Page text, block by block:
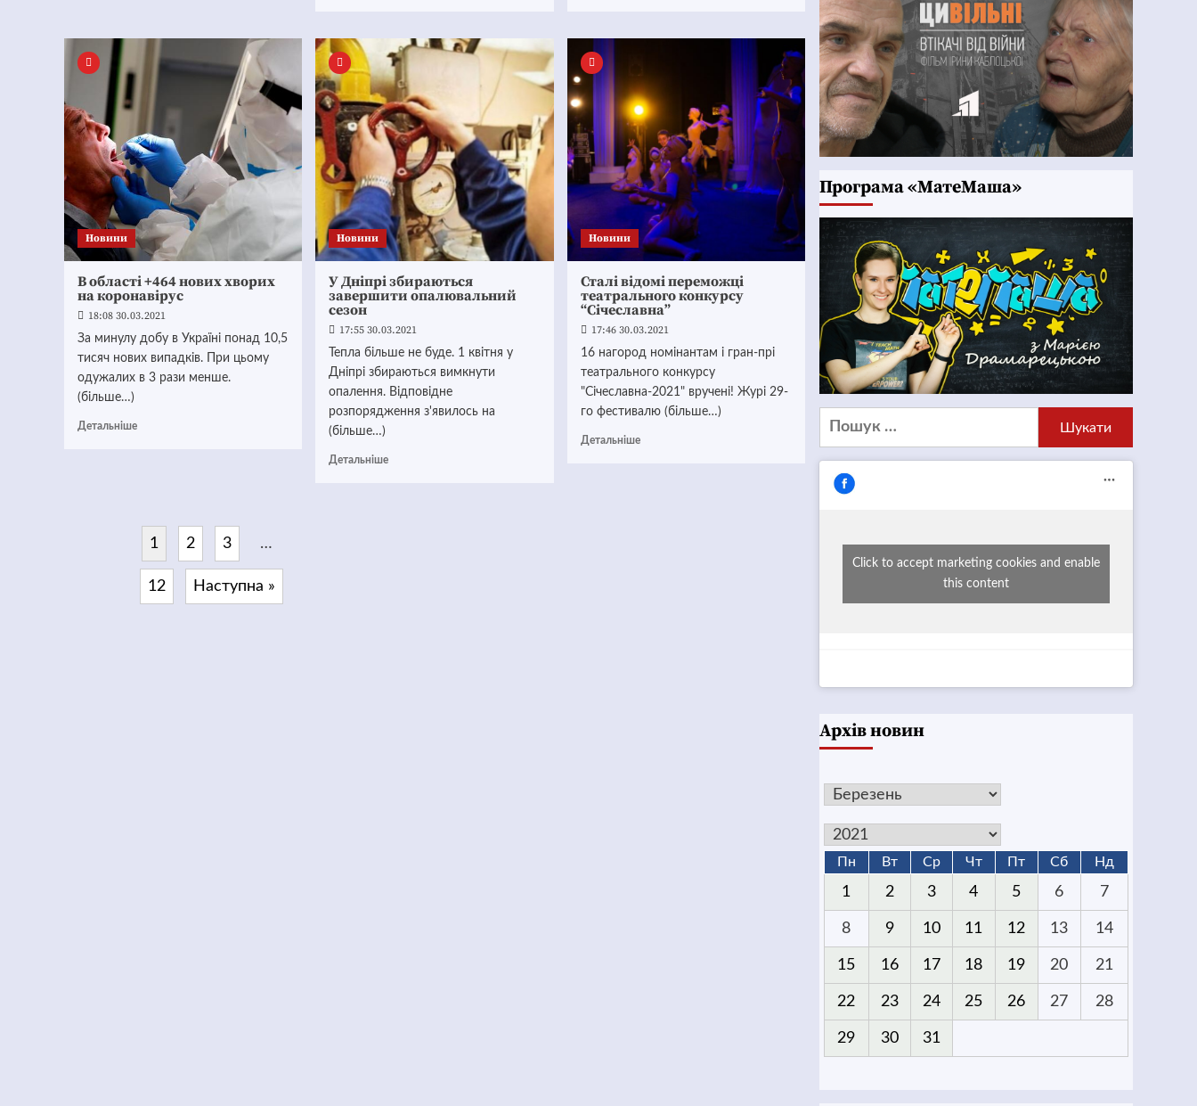
Новини
В області +464 нових хворих
на коронавірус
18:08 30.03.2021
За минулу добу в Україні понад 10,5
тисяч нових випадків. При цьому
одужалих в 3 рази менше.
(більше…)
Детальніше
Новини
У Дніпрі збираються
завершити опалювальний
сезон
17:55 30.03.2021
Тепла більше не буде. 1 квітня у
Дніпрі збираються вимкнути
опалення. Відповідне
розпорядження з'явилось на
(більше…)
Детальніше
Новини
Сталі відомі переможці
театрального конкурсу
“Січеславна”
17:46 30.03.2021
16 нагород номінантам і гран-прі
театрального конкурсу
"Січеславна-2021" вручені! Журі 29-
го фестивалю (більше…)
Детальніше
1 2 3 …
12 Наступна »
Програма «МатеМаша»
Пошук:
Click to accept marketing cookies and enable
this content
Архів новин
Пн Вт Ср Чт Пт Сб Нд
1 2 3 4 5 6 7
8 9 10 11 12 13 14
15 16 17 18 19 20 21
22 23 24 25 26 27 28
29 30 31